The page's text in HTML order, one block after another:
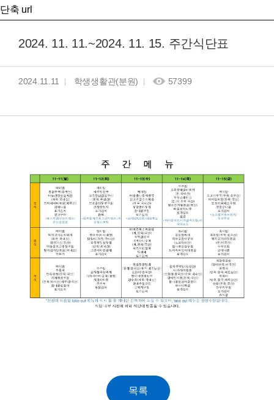
단축 url
2024. 11. 11.~2024. 11. 15. 주간식단표
2024.11.11 학생생활관(분원) 57399